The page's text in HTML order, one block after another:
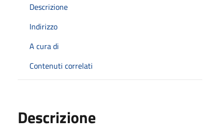
Descrizione
Indirizzo
A cura di
Contenuti correlati
Descrizione